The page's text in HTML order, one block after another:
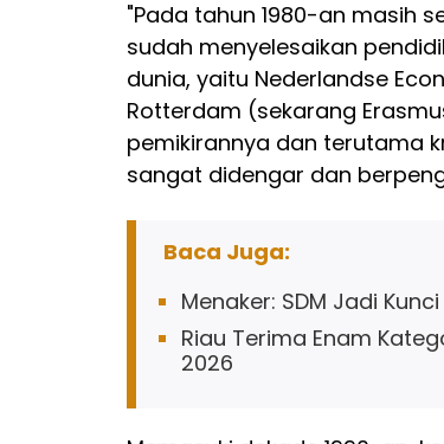
"Pada tahun 1980-an masih
sudah menyelesaikan
dunia, yaitu Nederlandse
Rotterdam (sekarang
pemikirannya dan terutama
sangat didengar dan
Baca Juga:
Menaker: SDM Jadi
Riau Terima Enam
2026